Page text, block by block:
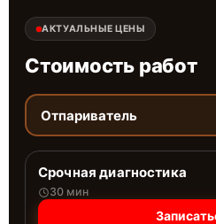
АКТУАЛЬНЫЕ ЦЕНЫ
Стоимость работ
Отпариватель
Срочная диагностика
30 мин